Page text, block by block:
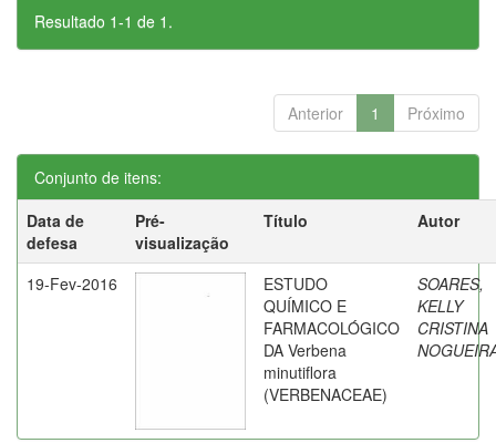
Resultado 1-1 de 1.
Anterior 1 Próximo
Conjunto de itens:
Data de
defesa
Pré-
visualização
Título Autor
19-Fev-2016
ESTUDO
QUÍMICO E
FARMACOLÓGICO
DA Verbena
minutiflora
(VERBENACEAE)
SOARES,
KELLY
CRISTINA